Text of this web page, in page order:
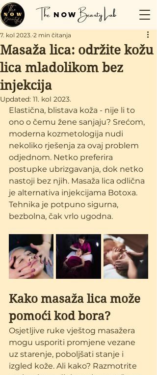
The Now Beauty Lab
Masaža lica: održite kožu
lica mladolikom bez
injekcija
7. kol 2023. 2 min čitanja
Updated: 11. kol 2023.
Elastična, blistava koža - nije li to
ono o čemu žene sanjaju? Srećom,
moderna kozmetologija nudi
nekoliko rješenja za ovaj problem
odjednom. Netko preferira
postupke ubrizgavanja, dok netko
nastoji bez njih. Masaža lica odlična
je alternativa injekcijama Botoxa.
Tehnika je potpuno sigurna,
bezbolna, čak vrlo ugodna.
Kako masaža lica može
pomoći kod bora?
Osjetljive ruke vještog masažera
mogu usporiti promjene vezane
uz starenje, poboljšati stanje i
izgled kože. Ali kako? Razmotrite